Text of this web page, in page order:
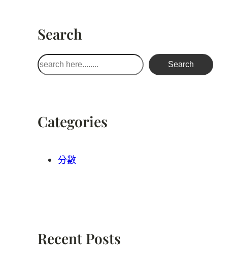
Search
搜
尋
Search
Categories
分數
Recent Posts